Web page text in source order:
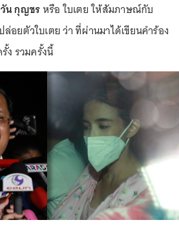
น กุญชรหรือ ใบเตย ให้สัมภาษณ์กับ
อยตัวใบเตย ว่า ที่ผ่านมาได้เขียนคำร้อง
ง รวมครั้งนี้